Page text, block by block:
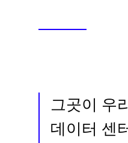
그곳이 우
데이터 센